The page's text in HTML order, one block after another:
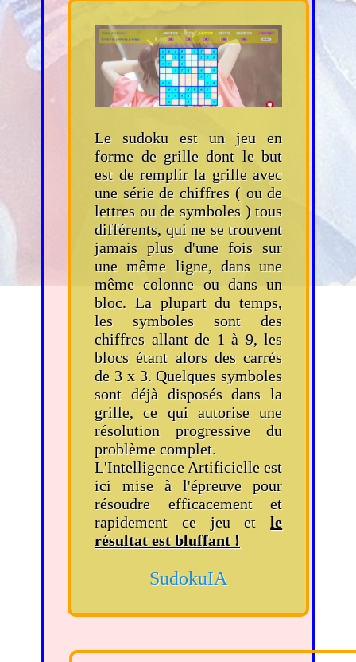
Le sudoku est un jeu en
forme de grille dont le but
est de remplir la grille avec
une série de chiffres ( ou de
lettres ou de symboles ) tous
différents, qui ne se trouvent
jamais plus d'une fois sur
une même ligne, dans une
même colonne ou dans un
bloc. La plupart du temps,
les symboles sont des
chiffres allant de 1 à 9, les
blocs étant alors des carrés
de 3 x 3. Quelques symboles
sont déjà disposés dans la
grille, ce qui autorise une
résolution progressive du
problème complet.
L'Intelligence Artificielle est
ici mise à l'épreuve pour
résoudre efficacement et
rapidement ce jeu etle
résultat est bluffant !
SudokuIA